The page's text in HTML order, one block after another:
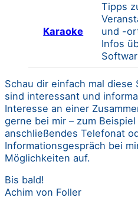
Karaoke
Tipps
und -
Infos
Schau dir einfach mal
sind interessant und
Interesse an einer
gerne bei mir – zum
anschließendes Telefonat
Informationsgespräch bei
Möglichkeiten auf.
Bis bald!
Achim von Foller